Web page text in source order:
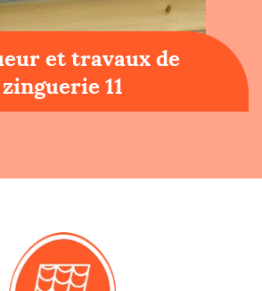
et travaux de
zinguerie 11